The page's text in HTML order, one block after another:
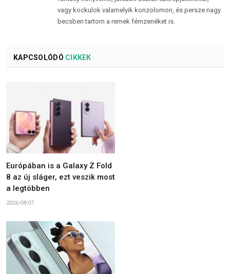
vagy kockulok valamelyik konzolomon, és persze nagy
becsben tartom a remek fémzenéket is.
KAPCSOLÓDÓ CIKKEK
Európában is a Galaxy Z Fold
8 az új sláger, ezt veszik most
a legtöbben
2026-08-07